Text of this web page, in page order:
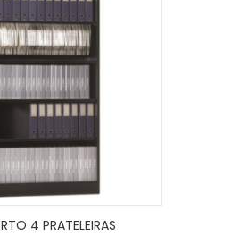
4 PRATELEIRAS